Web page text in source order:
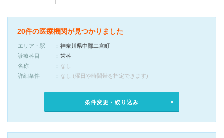
20件の医療機関が見つかりました
エリア・駅
神奈川県中郡二宮町
診療科目
歯科
名称
なし
詳細条件
なし (曜日や時間帯を指定できます)
条件変更・絞り込み